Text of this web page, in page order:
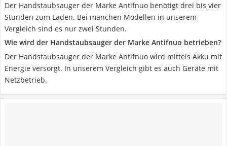
Der Handstaubsauger der Marke Antifnuo benötigt drei bis vier
Stunden zum Laden. Bei manchen Modellen in unserem
Vergleich sind es nur zwei Stunden.
Wie wird der Handstaubsauger der Marke Antifnuo betrieben?
Der Handstaubsauger der Marke Antifnuo wird mittels Akku mit
Energie versorgt. In unserem Vergleich gibt es auch Geräte mit
Netzbetrieb.